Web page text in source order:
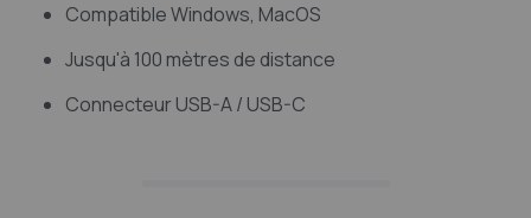
Compatible Windows, MacOS
Jusqu'à 100 mètres de distance
Connecteur USB-A / USB-C